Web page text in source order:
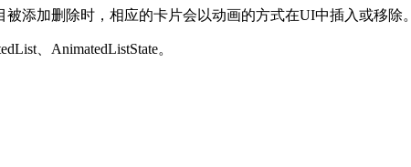
添加删除时，相应的卡片会以动画的方式在UI中插入或移除。
、AnimatedListState。